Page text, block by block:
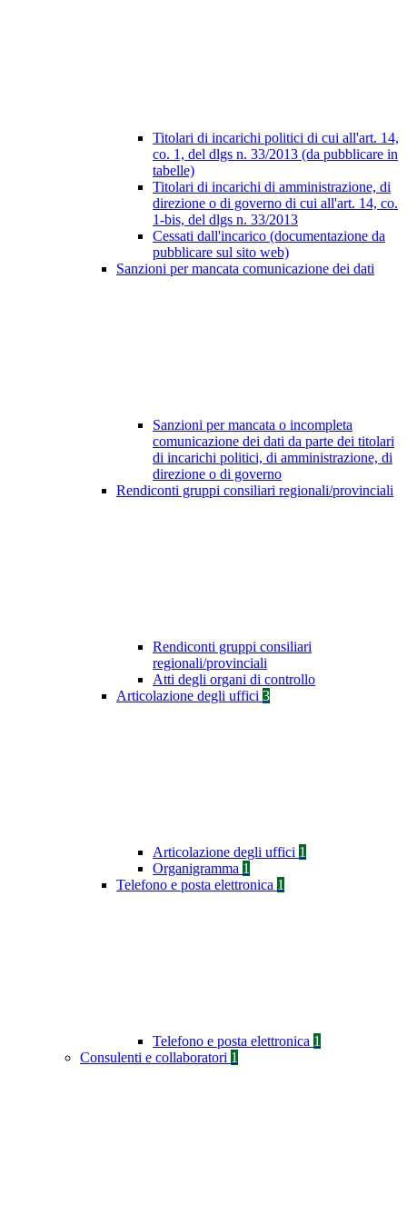
Titolari di incarichi politici di cui all'art. 14,
co. 1, del dlgs n. 33/2013 (da pubblicare in
tabelle)
Titolari di incarichi di amministrazione, di
direzione o di governo di cui all'art. 14, co.
1-bis, del dlgs n. 33/2013
Cessati dall'incarico (documentazione da
pubblicare sul sito web)
Sanzioni per mancata comunicazione dei dati
Sanzioni per mancata o incompleta
comunicazione dei dati da parte dei titolari
di incarichi politici, di amministrazione, di
direzione o di governo
Rendiconti gruppi consiliari regionali/provinciali
Rendiconti gruppi consiliari
regionali/provinciali
Atti degli organi di controllo
Articolazione degli uffici 3
Articolazione degli uffici 1
Organigramma 1
Telefono e posta elettronica 1
Telefono e posta elettronica 1
Consulenti e collaboratori 1